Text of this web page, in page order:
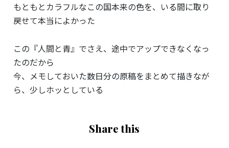
もともとカラフルなこの国本来の色を、いる間に取り
戻せて本当によかった
この『人間と青』でさえ、途中でアップできなくなっ
たのだから
今、メモしておいた数日分の原稿をまとめて描きなが
ら、少しホッとしている
Share this